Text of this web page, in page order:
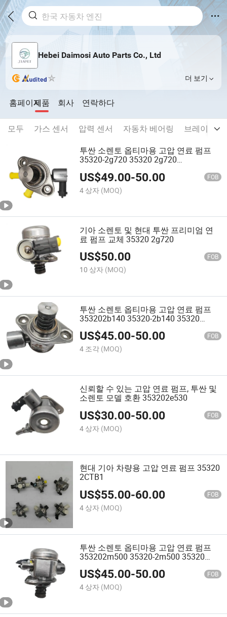
Hebei Daimosi Auto Parts Co., Ltd
더 보기
홈페이지제품 회사 연락하다
모두 가스 센서 압력 센서 자동차 베어링 브레이크
투싼 소렌토 옵티마용 고압 연료 펌프
35320-2g720 35320 2g720
US$49.00-50.00 FOB
4 상자 (MOQ)
기아 소렌토 및 현대 투싼 프리미엄 연
료 펌프 교체 35320 2g720
US$50.00 FOB
10 상자 (MOQ)
투싼 소렌토 옵티마용 고압 연료 펌프
353202b140 35320-2b140 35320
2b140
US$45.00-50.00 FOB
4 조각 (MOQ)
신뢰할 수 있는 고압 연료 펌프, 투싼 및
소렌토 모델 호환 353202e530
US$30.00-50.00 FOB
4 상자 (MOQ)
현대 기아 차량용 고압 연료 펌프 35320
2CTB1
US$55.00-60.00 FOB
4 상자 (MOQ)
투싼 소렌토 옵티마용 고압 연료 펌프
353202m500 35320-2m500 35320
2m500 35320-2gga0 35320-2gga1,
35320-2gta0,
US$45.00-50.00 FOB
4 상자 (MOQ)